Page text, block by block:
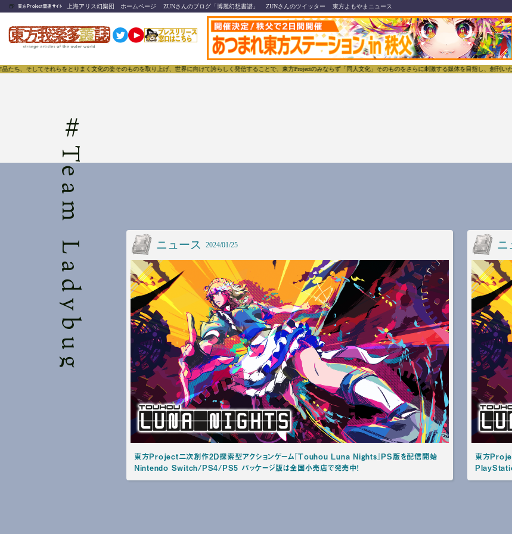
🍺 東方Project関連サイト 上海アリス幻樂団 ホームページ ZUNさんのブログ「博麗幻想書譜」 ZUNさんのツイッター 東方よもやまニュース
そしてそれらをとりまく文化の姿そのものを取り上げ、世界に向けて誇らしく発信することで、東方Projectのみならず「同人文化」そのものをさらに刺激する媒体を目指し、創刊いたし
#
Team Ladybug ニュース 2024/01/25
東方Project二次創作2D探索型アクションゲーム『Touhou Luna Nights』PS版を配信開始
Nintendo Switch/PS4/PS5 パッケージ版は全国小売店で発売中！
ニ
東方